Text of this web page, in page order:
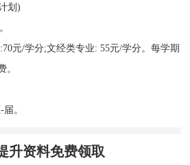
划)
元/学分;文经类专业: 55元/学分。每学期
。
。
升资料免费领取